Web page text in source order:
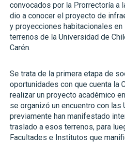
convocados por la Prorrectoría a
dio a conocer el proyecto de
y proyecciones habitacionales
terrenos de la Universidad de
Carén.
Se trata de la primera etapa de
oportunidades con que cuenta la
realizar un proyecto académico
se organizó un encuentro con las
previamente han manifestado
traslado a esos terrenos, para
Facultades e Institutos que